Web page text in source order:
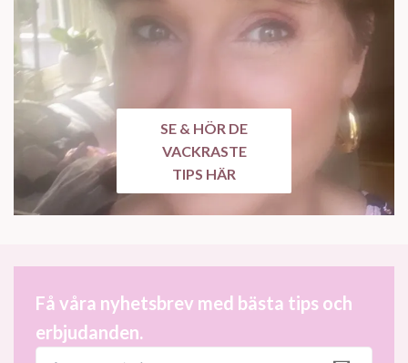
SE & HÖR DE
VACKRASTE
TIPS HÄR
Få våra nyhetsbrev med bästa tips och
erbjudanden.